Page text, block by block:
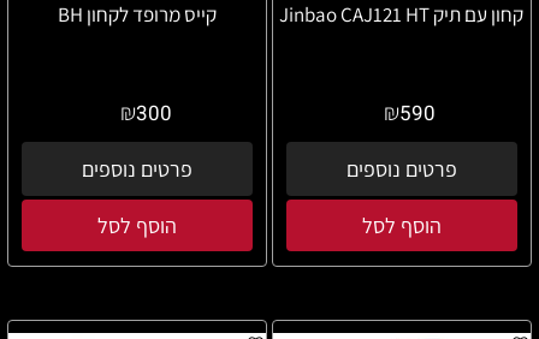
קחון עם תיק Jinbao CAJ121 HT
₪590
פרטים נוספים
הוסף לסל
קייס מרופד לקחון BH
₪300
פרטים נוספים
הוסף לסל